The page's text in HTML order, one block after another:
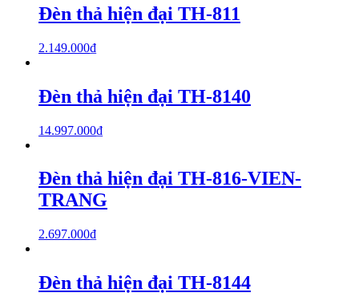
Đèn thả hiện đại TH-811
2.149.000₫
Đèn thả hiện đại TH-8140
14.997.000₫
Đèn thả hiện đại TH-816-VIEN-
TRANG
2.697.000₫
Đèn thả hiện đại TH-8144